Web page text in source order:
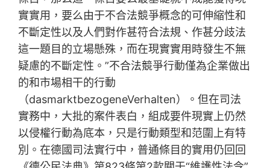
實實用，要么由于不合法競爭概念的可伸縮性和
不斷定性以及人們對作甚符合法規、作甚分歧法
這一題目的立場懸殊，而在現實實用時發生不無
疑慮的不斷定性。”不合法競爭行動僅為企業做出
的和市場相干的行動
（dasmarktbezogeneVerhalten）。但在司法
實務中，大批的案件表白，組成要件現實上仍然
以侵權行動為底本，只是行動類型和范圍上有特
別。在德國司法實行中，普通條目的實用仍回回